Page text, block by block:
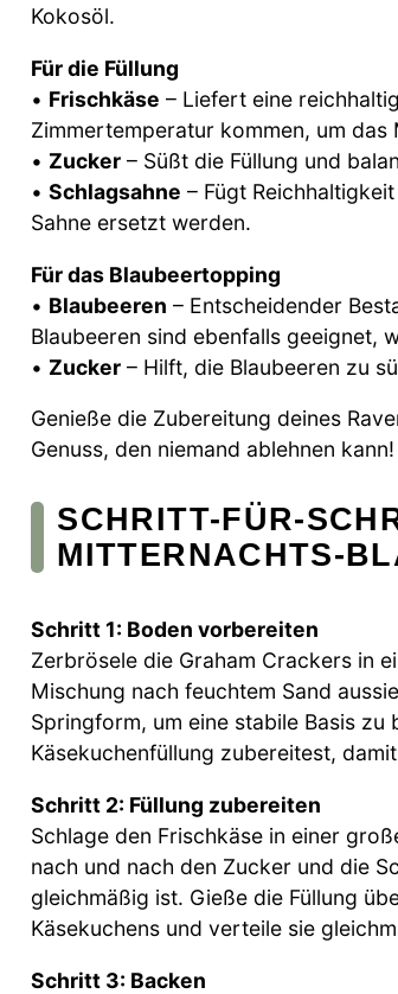
Kokosöl.
Für die Füllung
• Frischkäse – Liefert eine
Zimmertemperatur kommen, um das
• Zucker – Süßt die Füllung und
• Schlagsahne – Fügt
Sahne ersetzt werden.
Für das Blaubeertopping
• Blaubeeren – Entscheidender
Blaubeeren sind ebenfalls geeignet,
• Zucker – Hilft, die Blaubeeren zu
Genieße die Zubereitung deines
Genuss, den niemand ablehnen kann!
SCHRITT-FÜR-
MITTERNACHTS-
Schritt 1: Boden vorbereiten
Zerbrösele die Graham Crackers in
Mischung nach feuchtem Sand
Springform, um eine stabile Basis zu
Käsekuchenfüllung zubereitest,
Schritt 2: Füllung zubereiten
Schlage den Frischkäse in einer
nach und nach den Zucker und die
gleichmäßig ist. Gieße die Füllung
Käsekuchens und verteile sie
Schritt 3: Backen